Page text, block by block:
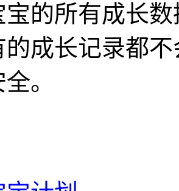
宝的所有成长
的成长记录都
。